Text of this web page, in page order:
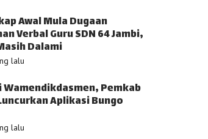
Awal Mula Dugaan
Verbal Guru SDN 64 Jambi,
Dalami
lalu
Pemkab
Aplikasi Bungo
lalu